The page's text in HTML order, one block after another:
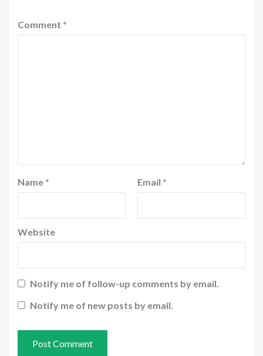
Comment *
Name * Email *
Website
Notify me of follow-up comments by email.
Notify me of new posts by email.